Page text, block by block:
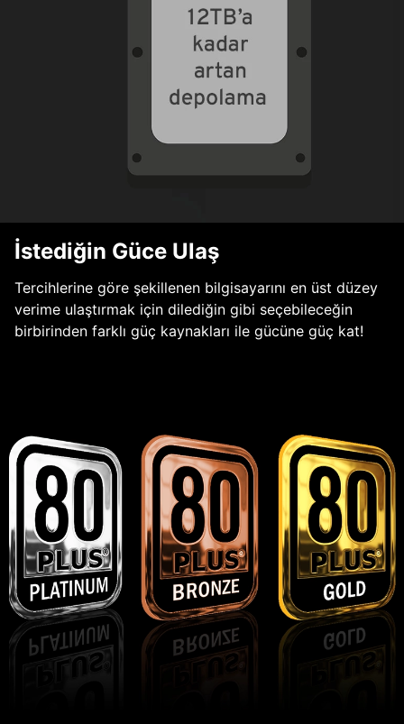
İstediğin Güce Ulaş
Tercihlerine göre şekillenen bilgisayarını en üst düzey
verime ulaştırmak için dilediğin gibi seçebileceğin
birbirinden farklı güç kaynakları ile gücüne güç kat!